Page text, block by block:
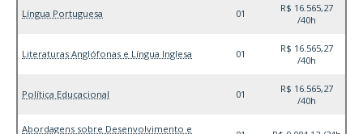
Língua Portuguesa 01
R$ 16.565,27
/40h
Literaturas Anglófonas e Língua Inglesa 01
R$ 16.565,27
/40h
Política Educacional 01
R$ 16.565,27
/40h
Abordagens sobre Desenvolvimento e